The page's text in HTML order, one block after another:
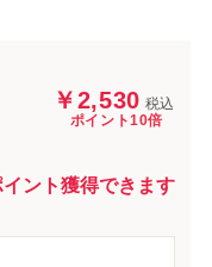
￥2,530 税込
ポイント10倍
ント獲得できます